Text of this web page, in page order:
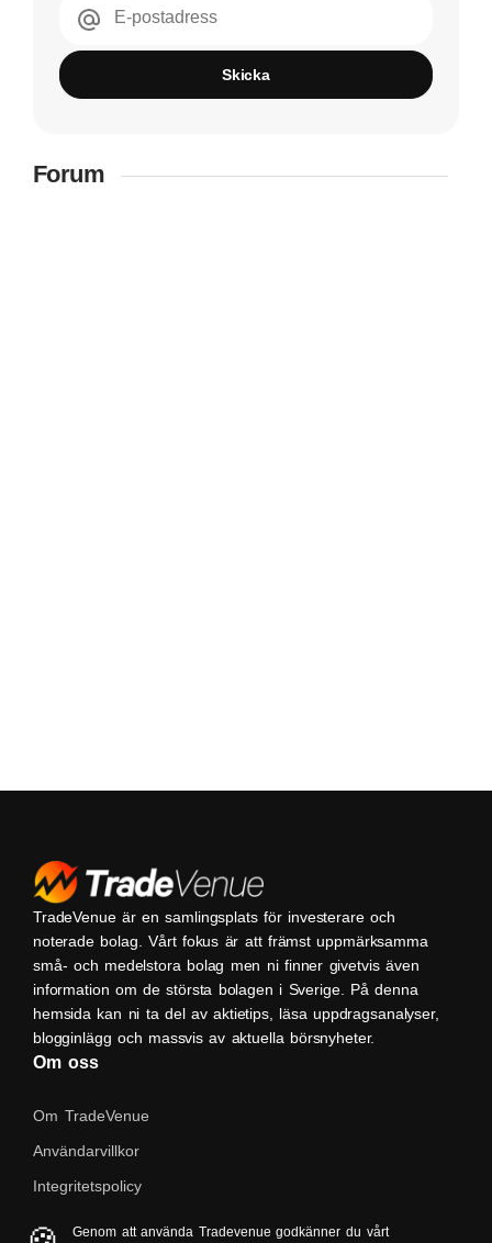
E-postadress
Skicka
Forum
TradeVenue är en samlingsplats för investerare och
noterade bolag. Vårt fokus är att främst uppmärksamma
små- och medelstora bolag men ni finner givetvis även
information om de största bolagen i Sverige. På denna
hemsida kan ni ta del av aktietips, läsa uppdragsanalyser,
blogginlägg och massvis av aktuella börsnyheter.
Om oss
Om TradeVenue
Användarvillkor
Integritetspolicy
Genom att använda Tradevenue godkänner du vårt